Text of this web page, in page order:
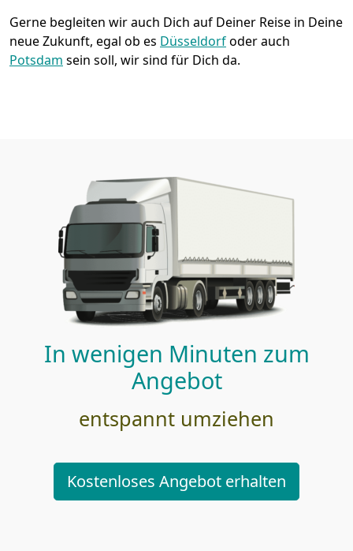
Gerne begleiten wir auch Dich auf Deiner Reise in Deine
neue Zukunft, egal ob es Düsseldorfoder auch
Potsdam sein soll, wir sind für Dich da.
In wenigen Minuten zum
Angebot
entspannt umziehen
Kostenloses Angebot erhalten